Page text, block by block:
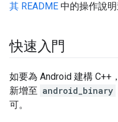
其 README 中的操作說明
快速入門
如要為 Android 建構 C++
新增至 android_binary
可。